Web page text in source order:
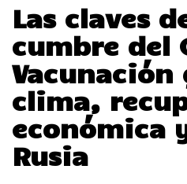
Las claves
cumbre del
Vacunación
clima,
económica
Rusia